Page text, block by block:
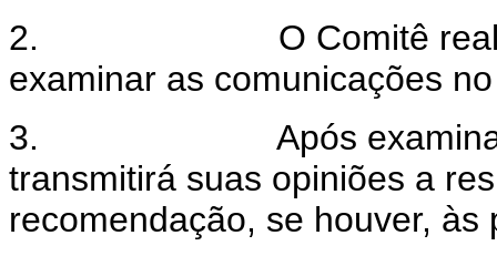
2.
O Comitê
examinar as comunicações
3.
Após
transmitirá suas opiniões a
recomendação, se houver, às